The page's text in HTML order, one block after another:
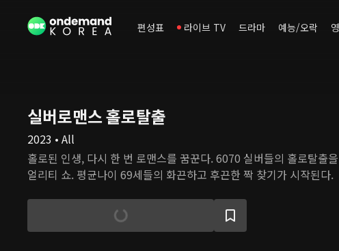
편성표 라이브 TV 드라마 예능/오락
실버로맨스 홀로탈출
2023 • All
홀로된 인생, 다시 한 번 로맨스를 꿈꾼다. 6070 실버들의 홀로탈출
얼리티 쇼. 평균나이 69세들의 화끈하고 후끈한 짝 찾기가 시작된다.